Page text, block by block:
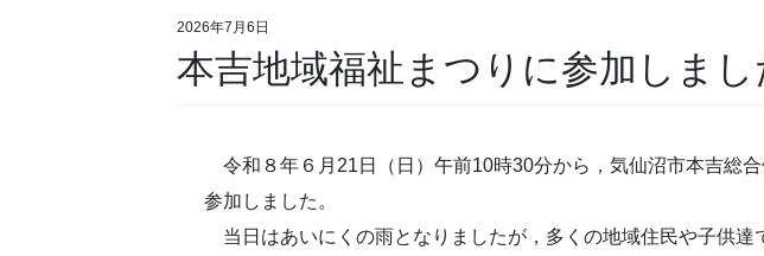
2026年7月6日
本吉地域福祉まつりに参加しまし
令和８年６月21日（日）午前10時30分から，気仙沼市本吉総
参加しました。
当日はあいにくの雨となりましたが，多くの地域住民や子供達